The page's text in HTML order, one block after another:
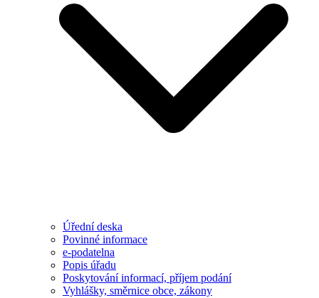
Úřední deska
Povinné informace
e-podatelna
Popis úřadu
Poskytování informací, příjem podání
Vyhlášky, směrnice obce, zákony